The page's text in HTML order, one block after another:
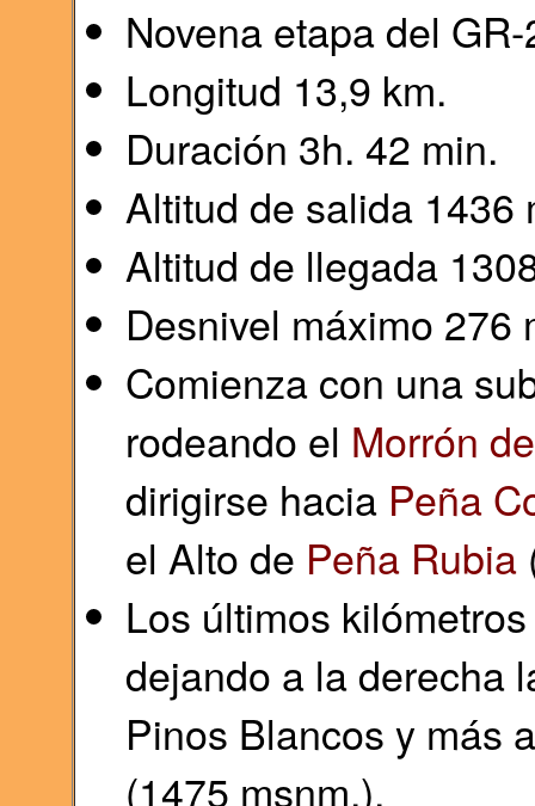
Novena etapa del
Longitud 13,9 km.
Duración 3h. 42 min.
Altitud de salida 1436
Altitud de llegada
Desnivel máximo 276
Comienza con una
rodeando el Morrón
dirigirse hacia Peña
el Alto de Peña Rubia
Los últimos
dejando a la derecha
Pinos Blancos y más
(1475 msnm.).